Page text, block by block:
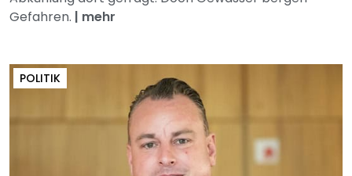
Gefahren. | mehr
POLITIK